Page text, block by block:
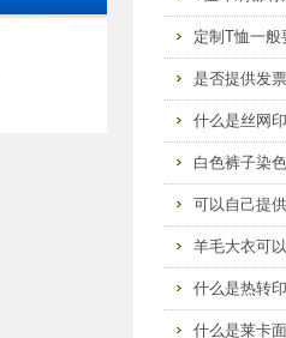
定制T恤一般
是否提供发
什么是丝网
白色裤子染
可以自己提
羊毛大衣可
什么是热转
什么是莱卡